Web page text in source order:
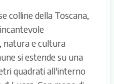
colline della Toscana,
natura e cultura
si estende su una
quadrati all'interno